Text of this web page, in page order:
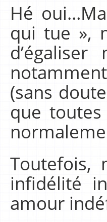
Hé
qui tue »,
(sans
que
Toutefois,
infidélité
amour